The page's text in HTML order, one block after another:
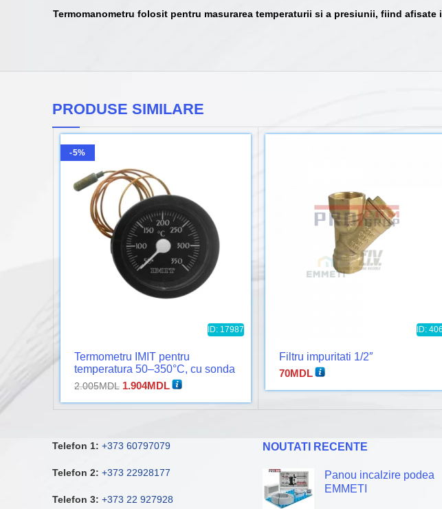
Termomanometru folosit pentru masurarea temperaturii si a presiunii, fiind afisate
PRODUSE SIMILARE
ID: 17987
-5%
Termometru IMIT pentru
temperatura 50–350°C, cu sonda
(bulb) si tub capilar
2.005MDL Prețul
1.904MDLPrețul
ID:
Filtru impuritati 1/2″
70MDL
Telefon 1: +373 60797079
Telefon 2: +373 22928177
Telefon 3: +373 22 927928
NOUTATI RECENTE
Panou incalzire podea
EMMETI